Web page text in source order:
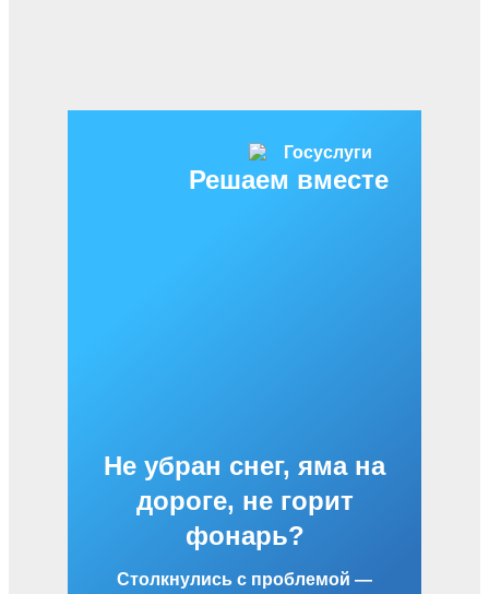
Решаем вместе
Не убран снег, яма на
дороге, не горит
фонарь?
Столкнулись с проблемой —